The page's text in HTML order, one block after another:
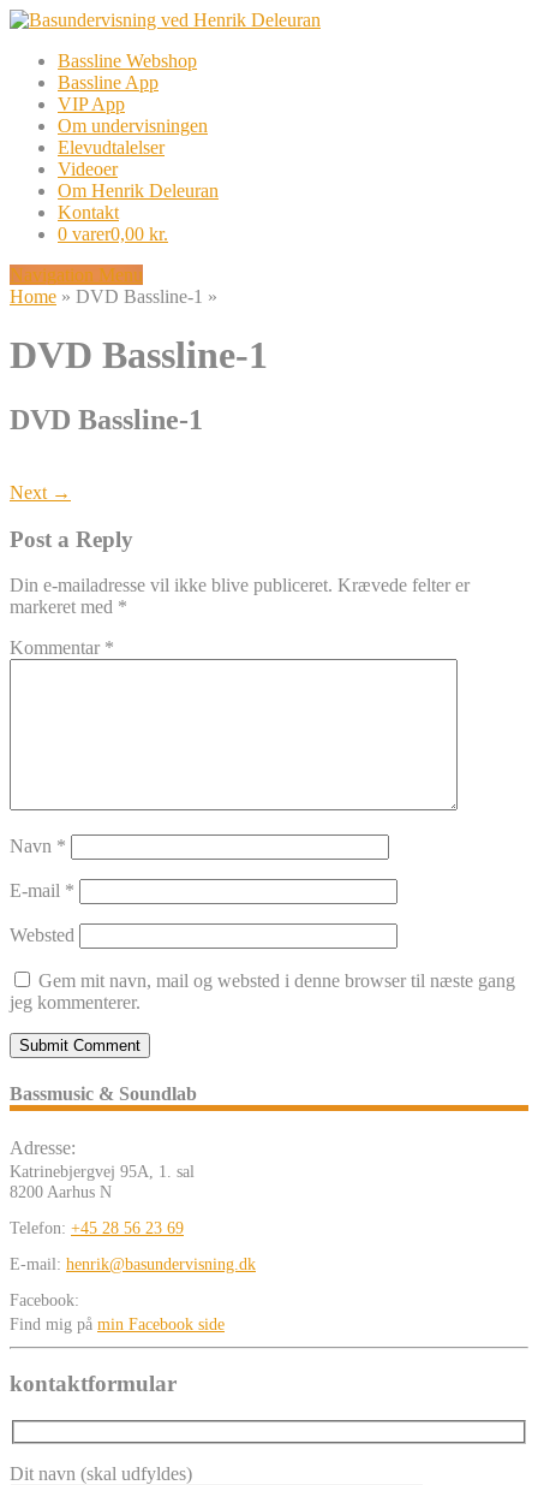
Bassline Webshop
Bassline App
VIP App
Om undervisningen
Elevudtalelser
Videoer
Om Henrik Deleuran
Kontakt
0 varer0,00 kr.
Navigation Menu
Home » DVD Bassline-1 »
DVD Bassline-1
DVD Bassline-1
Next →
Post a Reply
Din e-mailadresse vil ikke blive publiceret. Krævede felter er
markeret med *
Kommentar *
Navn *
E-mail *
Websted
Gem mit navn, mail og websted i denne browser til næste gang
jeg kommenterer.
Bassmusic & Soundlab
Adresse:
Katrinebjergvej 95A, 1. sal
8200 Aarhus N
Telefon: +45 28 56 23 69
E-mail: henrik@basundervisning.dk
Facebook:
Find mig på min Facebook side
kontaktformular
Dit navn (skal udfyldes)